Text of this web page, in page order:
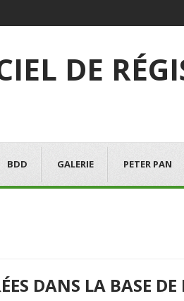
DE
BDD GALERIE PETER PAN
DANS LA BASE DE